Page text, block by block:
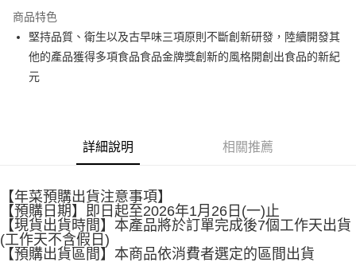
街口支付
悠遊付
【大哥付你分期使用說明】
1.本服務由台灣大哥大提供，台灣大哥大用戶可立即使用無須另外申請。
2.付款方式選擇「大哥付你分期」，訂單成立後會自動跳轉到大哥付的交易
流程，驗證手機門號後，選擇欲分期的期數、繳款截止日，確認付款後即完
成交易。
3.實際核准額度、可分期數及費用金額請依後續交易確認頁面所載為準。
AFTEE先享後付
相關說明
【關於「AFTEE先享後付」】
AFTEE先享後付是「在收到商品之後才付款」的支付方式。 讓您購物簡單
ATM付款
商品特色
堅持品質、衛生以及古早味三項原則不斷創新研發，陸續開發其
他的產品獲得多項食品食品金牌獎創新的風格開創出食品的新紀
元
詳細說明 相關推薦
【年菜預購出貨注意事項】
【預購日期】即日起至2026年1月26日(一)止
【現貨出貨時間】本產品將於訂單完成後7個工作天出貨
(工作天不含假日)
【預購出貨區間】本商品依消費者選定的區間出貨